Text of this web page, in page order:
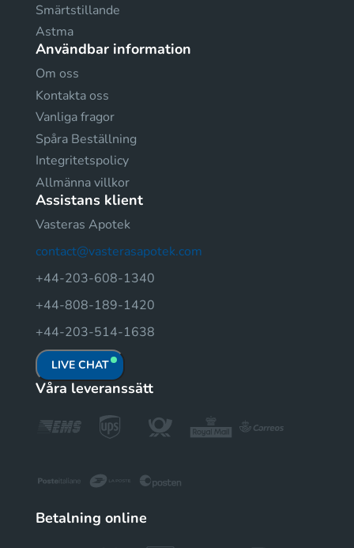
Smärtstillande
Astma
Användbar information
Om oss
Kontakta oss
Vanliga fragor
Spåra Beställning
Integritetspolicy
Allmänna villkor
Assistans klient
Vasteras Apotek
contact@vasterasapotek.com
+44-203-608-1340
+44-808-189-1420
+44-203-514-1638
LIVE CHAT
Våra leveranssätt
Betalning online